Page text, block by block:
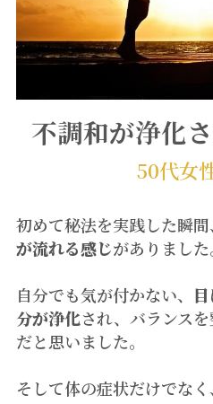
不調和が浄化
50代女
初めて秘法を実践した瞬
が流れる感じがありました
自分でも気が付かない、
分が浄化され、バランス
だと思いました。
そして体の症状だけでな